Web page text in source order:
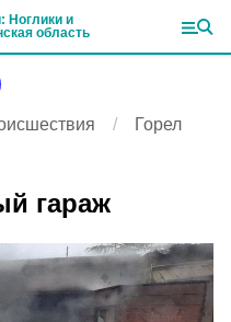
Ноглики и
область
Горел
гараж